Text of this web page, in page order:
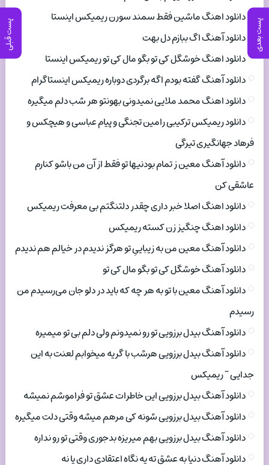
پست بعدی پست قبلی
دانلود اهنگ ماشین فقط سمند سورن ریمیکس اینستا
دانلود آهنگ اگ ببازم دل بهت
دانلود اهنگ خوشگل کی تو بگو مال کی تو ریمیکس اینستا
دانلود آهنگ گفته بودم اگه برگردی دوباره ریمیکس اینستاگرام
دانلود اهنگ محمد ملایی نمیدونی بهونتو هر شب دلم میگیره
دانلود ریمیکس ترکیبی رامین تجنگی و پیام عباسی و هیچکس و
فرهاد جهانگیری تیرگی
دانلود آهنگ معین ز تمام بودنیها تو فقط از آن من باشو کنارم
عاشقی کن
دانلود اهنگ اصلا خبر داری چقدر دلتنگتم بی معرفت ریمیکس
دانلود اهنگ چنگیز زن کسته ریمیکس
دانلود آهنگ معین من به زیباییِ تو هرگز ندیدم در خیالم هم ندیدم
دانلود آهنگ خوشگل کی تو بگو مال کی تو
دانلود آهنگ معین با تو به هر چه که باید در دلو جان می‌رسیدم من
رسیدم
دانلود آهنگ بیدل برزویی تو رو نمیدونم ولی دلم بی تو میمیره
دانلود آهنگ بیدل برزویی هرشب با گریه میخوابم لعنت به این
جدایی ~ ریمیکس
دانلود آهنگ بیدل برزویی این خاطرات عشق تو فراموشم نمیشه
دانلود آهنگ بیدل برزویی شونه کی مرهم میشه وقتی دلت میگیره
دانلود آهنگ بیدل برزویی بهم میریزه بدجوری وقتی تو رو نداره
دانلود آهنگ دنیا به عشق ته یه نگاه اعتقادی داری یا نه